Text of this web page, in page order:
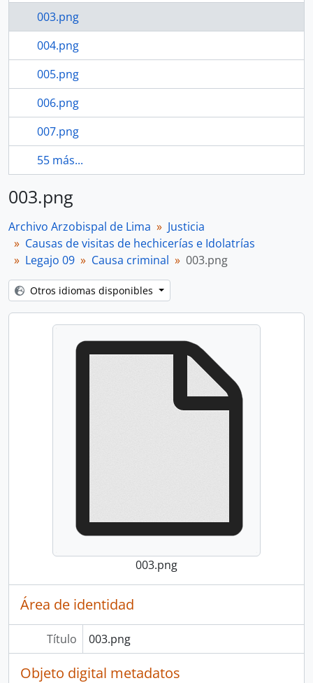
003.png
004.png
005.png
006.png
007.png
55 más...
003.png
Archivo Arzobispal de Lima
Justicia
Causas de visitas de hechicerías e Idolatrías
Legajo 09
Causa criminal 003.png
Otros idiomas disponibles
003.png
Área de identidad
Título 003.png
Objeto digital metadatos